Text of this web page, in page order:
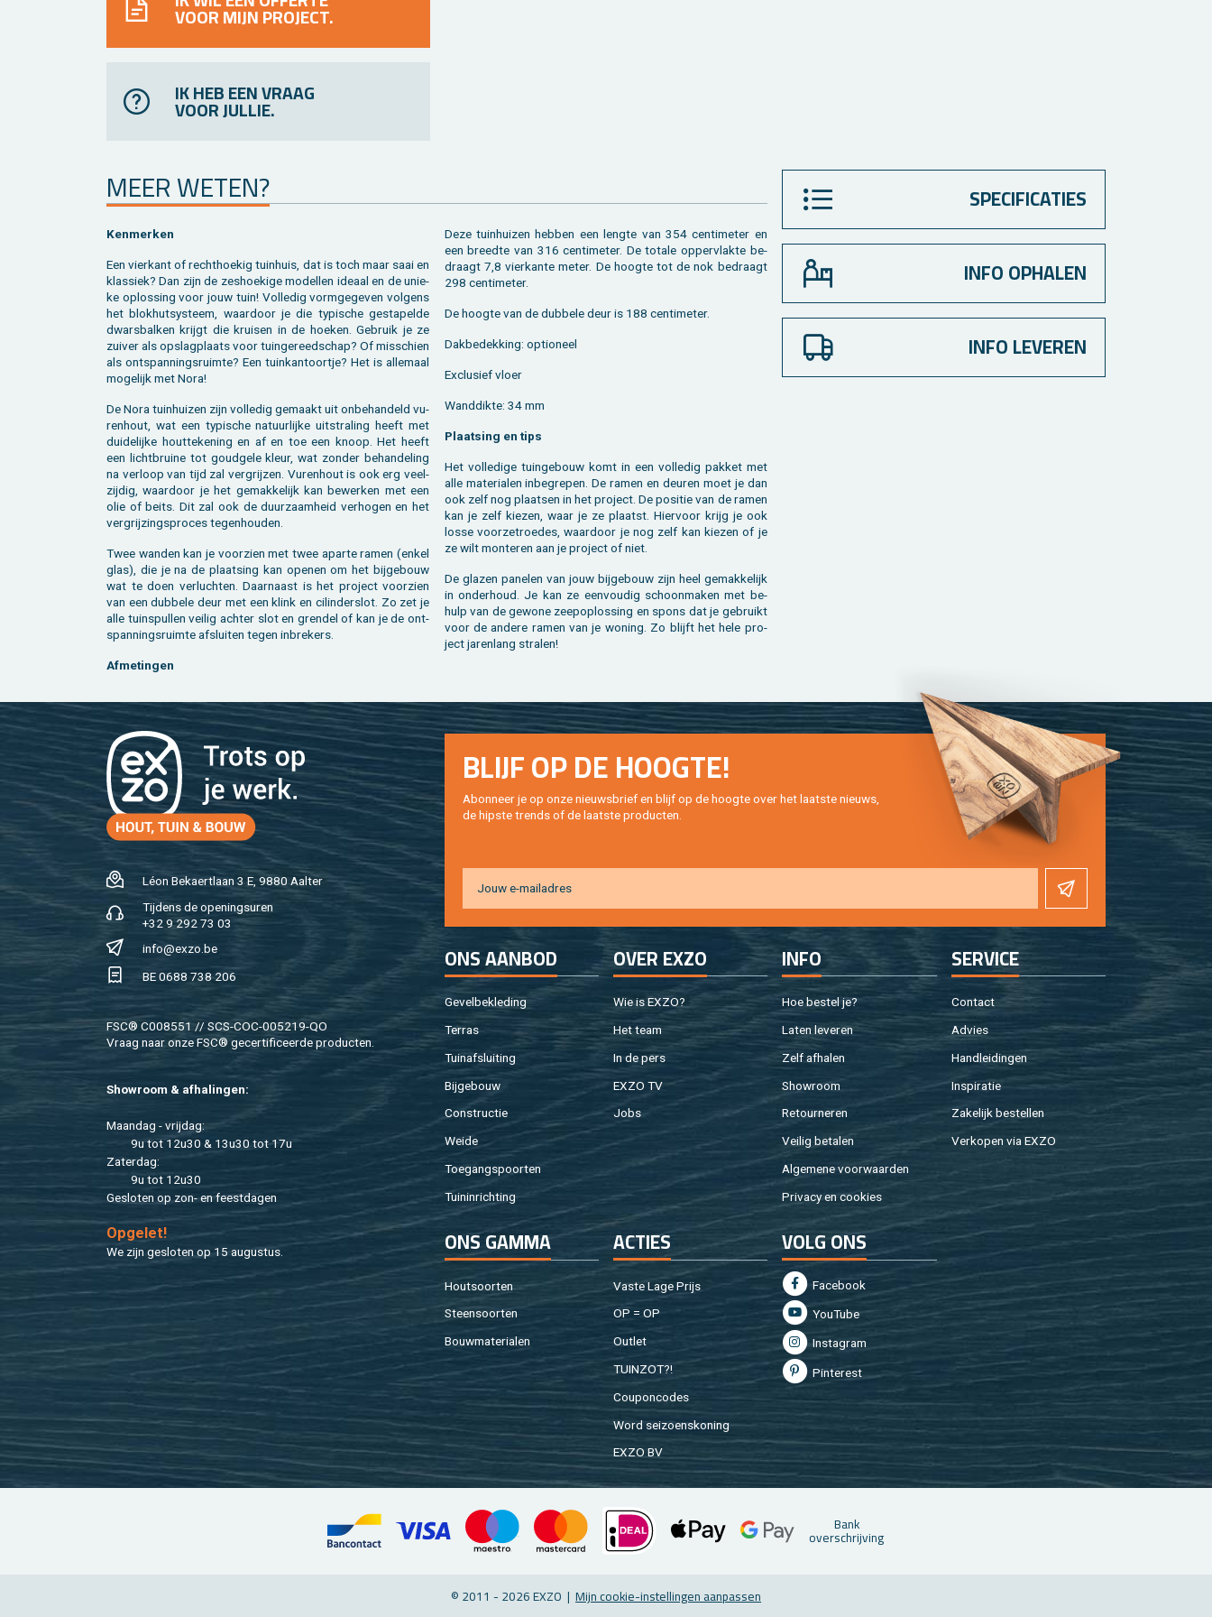
VOOR MIJN PROJECT.
IK HEB EEN VRAAG
VOOR JULLIE.
MEER WETEN?
Ken­mer­ken
Een vier­kant of recht­hoe­kig tuin­huis, dat is toch maar saai en
klas­siek? Dan zijn de zes­hoe­ki­ge mo­del­len ide­aal en de unie­
ke op­los­sing voor jouw tuin! Vol­le­dig vorm­ge­ge­ven vol­gens
het blok­hut­sys­teem, waar­door je die ty­pi­sche ge­sta­pel­de
dwars­bal­ken krijgt die krui­sen in de hoe­ken. Ge­bruik je ze
zui­ver als op­slag­plaats voor tuin­ge­reed­schap? Of mis­schien
als ont­span­nings­ruim­te? Een tuin­kan­toor­tje? Het is al­le­maal
mo­ge­lijk met Nora!
De Nora tuin­hui­zen zijn vol­le­dig ge­maakt uit on­be­han­deld vu­
ren­hout, wat een ty­pi­sche na­tuur­lij­ke uit­stra­ling heeft met
dui­de­lij­ke hout­te­ke­ning en af en toe een knoop. Het heeft
een licht­brui­ne tot goud­ge­le kleur, wat zon­der be­han­de­ling
na ver­loop van tijd zal ver­grij­zen. Vu­ren­hout is ook erg veel­
zij­dig, waar­door je het ge­mak­ke­lijk kan be­wer­ken met een
olie of beits. Dit zal ook de duur­zaam­heid ver­ho­gen en het
ver­grij­zings­pro­ces te­gen­hou­den.
Twee wan­den kan je voor­zien met twee apar­te ramen (enkel
glas), die je na de plaat­sing kan ope­nen om het bij­ge­bouw
wat te doen ver­luch­ten. Daar­naast is het pro­ject voor­zien
van een dub­be­le deur met een klink en ci­lin­der­slot. Zo zet je
alle tuin­spul­len vei­lig ach­ter slot en gren­del of kan je de ont­
span­nings­ruim­te af­slui­ten tegen in­bre­kers.
Af­me­tin­gen
Deze tuin­hui­zen heb­ben een leng­te van 354 cen­ti­me­ter en
een breed­te van 316 cen­ti­me­ter. De to­ta­le op­per­vlak­te be­
draagt 7,8 vier­kan­te meter. De hoog­te tot de nok be­draagt
298 cen­ti­me­ter.
De hoog­te van de dub­be­le deur is 188 cen­ti­me­ter.
Dak­be­dek­king: op­ti­o­neel
Ex­clu­sief vloer
Wand­dik­te: 34 mm
Plaat­sing en tips
Het vol­le­di­ge tuin­ge­bouw komt in een vol­le­dig pak­ket met
alle ma­te­ri­a­len in­be­gre­pen. De ramen en deu­ren moet je dan
ook zelf nog plaat­sen in het pro­ject. De po­si­tie van de ramen
kan je zelf kie­zen, waar je ze plaatst. Hier­voor krijg je ook
losse voor­ze­t­roe­des, waar­door je nog zelf kan kie­zen of je
ze wilt mon­te­ren aan je pro­ject of niet.
De gla­zen pa­ne­len van jouw bij­ge­bouw zijn heel ge­mak­ke­lijk
in on­der­houd. Je kan ze een­vou­dig schoon­ma­ken met be­
hulp van de ge­wo­ne zee­pop­los­sing en spons dat je ge­bruikt
voor de an­de­re ramen van je wo­ning. Zo blijft het hele pro­
ject ja­ren­lang stra­len!
SPECIFICATIES
INFO OPHALEN
INFO LEVEREN
Léon Be­kaert­laan 3 E, 9880 Aal­ter
Tij­dens de ope­nings­uren
+32 9 292 73 03
info@​exzo.​be
BE 0688 738 206
FSC® C008551 // SCS-COC-005219-QO
Vraag naar onze FSC® ge­cer­ti­fi­ceer­de pro­duc­ten.
Show­room & af­ha­lin­gen:
Maan­dag - vrij­dag:
9u tot 12u30 & 13u30 tot 17u
Za­ter­dag:
9u tot 12u30
Ge­slo­ten op zon- en feest­da­gen
Op­ge­let!
We zijn ge­slo­ten op 15 au­gus­tus.
BLIJF OP DE HOOG­TE!
Abon­neer je op onze nieuws­brief en blijf op de hoog­te over het laat­ste nieuws,
de hip­s­te trends of de laat­ste pro­duc­ten.
ONS AAN­BOD
Ge­vel­be­kle­ding
Ter­ras
Tuin­af­slui­ting
Bij­ge­bouw
Con­struc­tie
Weide
Toe­gangs­poor­ten
Tuin­in­rich­ting
OVER EXZO
Wie is EXZO?
Het team
In de pers
EXZO TV
Jobs
INFO
Hoe be­stel je?
Laten le­ve­ren
Zelf af­ha­len
Show­room
Re­tour­ne­ren
Vei­lig be­ta­len
Al­ge­me­ne voor­waar­den
Pri­va­cy en coo­kies
SER­VI­CE
Con­tact
Ad­vies
Hand­lei­din­gen
In­spi­ra­tie
Za­ke­lijk be­stel­len
Ver­ko­pen via EXZO
ONS GAMMA
Hout­soor­ten
Steen­soor­ten
Bouw­ma­te­ri­a­len
AC­TIES
Vaste Lage Prijs
OP = OP
Out­let
TUIN­ZOT?!
Cou­pon­co­des
Word sei­zoens­ko­ning
EXZO BV
VOLG ONS
Fa­cebook
You­Tu­be
In­st­agram
Pin­te­rest
Bank
over­schrij­ving
© 2011 - 2026 EXZO | Mijn coo­kie-in­stel­lin­gen aan­pas­sen